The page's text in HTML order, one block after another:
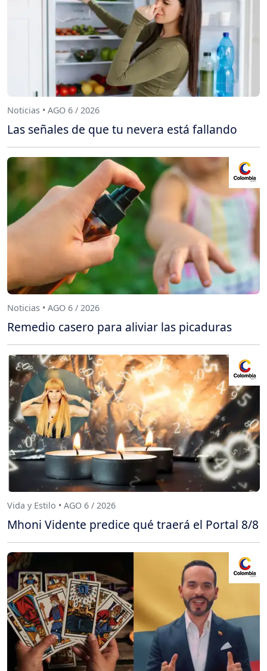
Noticias • AGO 6 / 2026
Las señales de que tu nevera está fallando
Noticias • AGO 6 / 2026
Remedio casero para aliviar las picaduras
Vida y Estilo • AGO 6 / 2026
Mhoni Vidente predice qué traerá el Portal 8/8